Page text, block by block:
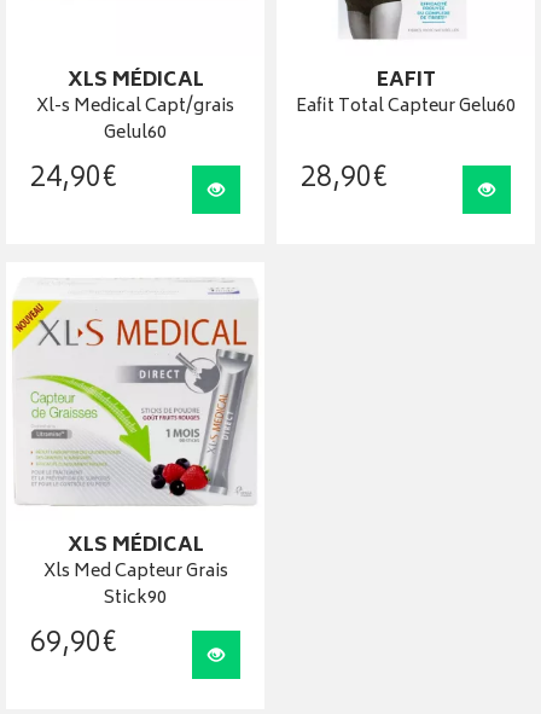
XLS MÉDICAL
Xl-s Medical Capt/grais
Gelul60
24,90€ Visualiser
EAFIT
Eafit Total Capteur Gelu60
28,90€
XLS MÉDICAL
Xls Med Capteur Grais
Stick90
69,90€ Visualiser